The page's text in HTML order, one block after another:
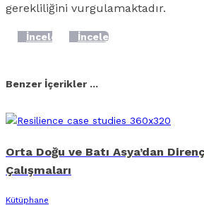
gerekliliğini vurgulamaktadır.
İncele
İncele
Benzer İçerikler ...
Orta Doğu ve Batı Asya’dan
Çalışmaları
Kütüphane